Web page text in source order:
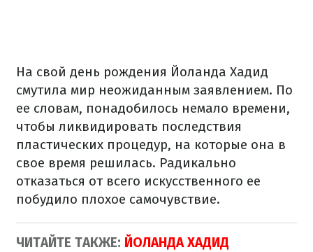
На свой день рождения Йоланда Хадид
смутила мир неожиданным заявлением. По
ее словам, понадобилось немало времени,
чтобы ликвидировать последствия
пластических процедур, на которые она в
свое время решилась. Радикально
отказаться от всего искусственного ее
побудило плохое самочувствие.
ЧИТАЙТЕ ТАКЖЕ: ЙОЛАНДА ХАДИД